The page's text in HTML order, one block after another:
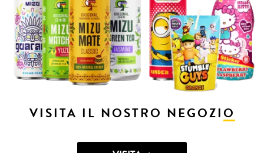
VISITA IL NOSTRO NEGOZIO